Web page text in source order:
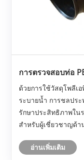
การตรวจสอบท่อ
ท่อได้อย่างไร
ด้วยการใช้วัสดุโพลีเ
ระบายน้ำ การชลปร
รักษาประสิทธิภาพใน
สำหรับผู้เชี่ยวชาญด้า
ที่อาจเกิดขึ้น และสนับ
อ่านเพิ่มเติม